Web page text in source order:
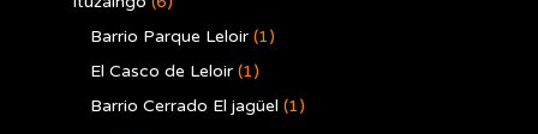
Barrio Parque Leloir (1)
El Casco de Leloir (1)
Barrio Cerrado El jagüel (1)